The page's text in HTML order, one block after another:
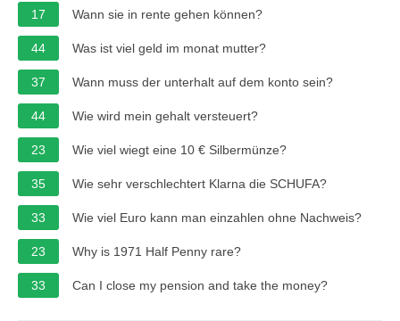
17 Wann sie in rente gehen können?
44 Was ist viel geld im monat mutter?
37 Wann muss der unterhalt auf dem konto sein?
44 Wie wird mein gehalt versteuert?
23 Wie viel wiegt eine 10 € Silbermünze?
35 Wie sehr verschlechtert Klarna die SCHUFA?
33 Wie viel Euro kann man einzahlen ohne Nachweis?
23 Why is 1971 Half Penny rare?
33 Can I close my pension and take the money?